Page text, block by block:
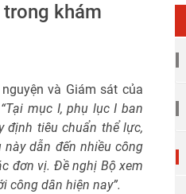
khám
và Giám sát của
“Tại mục I, phụ lục I ban
định tiêu chuẩn thể lực,
dẫn đến nhiều công
đơn vị. Đề nghị Bộ xem
công dân hiện nay”.